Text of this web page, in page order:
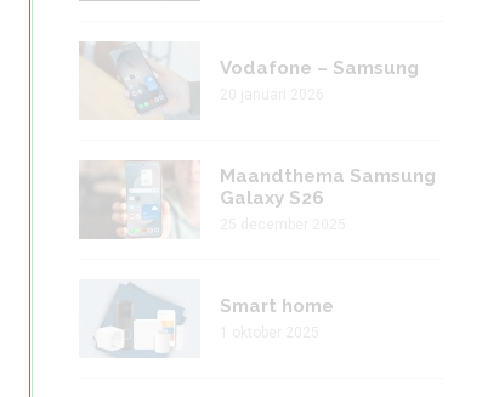
Vodafone – Samsung
Maandthema Samsung
Galaxy S26
Smart home